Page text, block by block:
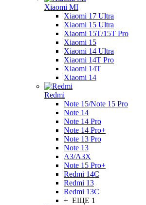
Xiaomi MI
Xiaomi 17 Ultra
Xiaomi 15 Ultra
Xiaomi 15T/15T Pro
Xiaomi 15
Xiaomi 14 Ultra
Xiaomi 14T Pro
Xiaomi 14T
Xiaomi 14
Redmi
Note 15/Note 15 Pro
Note 14
Note 14 Pro
Note 14 Pro+
Note 13 Pro
Note 13
A3/A3X
Note 15 Pro+
Redmi 14C
Redmi 13
Redmi 13C
+ ЕЩЕ 1